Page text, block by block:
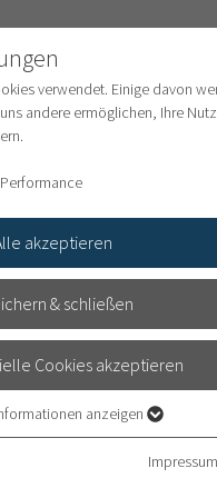
verwendet. Einige davon
andere ermöglichen, Ihre
akzeptieren
& schließen
Cookies akzeptieren
grundlegende Funktionen der
dass die Webseite
anzeigen
Impressum